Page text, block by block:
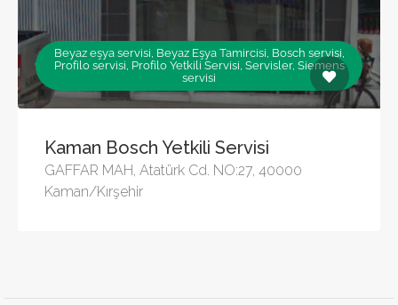
Beyaz eşya servisi, Beyaz Eşya Tamircisi, Bosch servisi,
Profilo servisi, Profilo Yetkili Servisi, Servisler, Siemens
servisi
Kaman Bosch Yetkili Servisi
GAFFAR MAH, Atatürk Cd. NO:27, 40000
Kaman/Kırşehir